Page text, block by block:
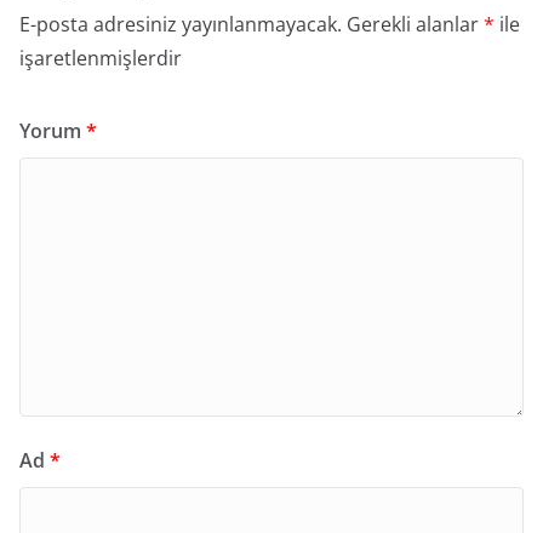
E-posta adresiniz yayınlanmayacak. Gerekli alanlar* ile
işaretlenmişlerdir
Yorum *
Ad *